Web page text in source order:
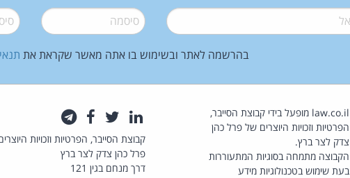
סיסמה*
בהרשמה לאתר ובשימוש בו אתה מאשר שקראת את
law.co.il מופעל בידי קבוצת הסייבר,
הפרטיות וזכויות היוצרים של פרל כהן
צדק לצר ברץ.
הקבוצה מתמחה בסוגיות המתעוררות
בעת שימוש בטכנולוגיות מידע
לינקדאין
טוויטרפייסבוק
קבוצת הסייבר, הפרטיות וזכויות
פרל כהן צדק לצר ברץ
דרך מנחם בגין 121